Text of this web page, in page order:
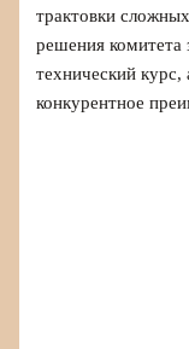
трактовки
решения комитета
технический курс,
конкурентное